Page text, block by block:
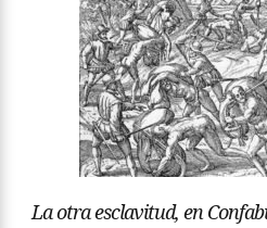
La otra esclavitud, en